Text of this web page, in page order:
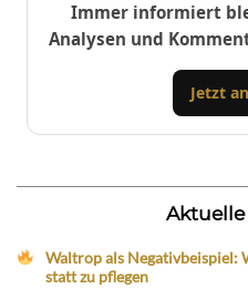
Immer informiert
Analysen und
Jetzt
Waltrop als Negativbeispiel:
statt zu pflegen